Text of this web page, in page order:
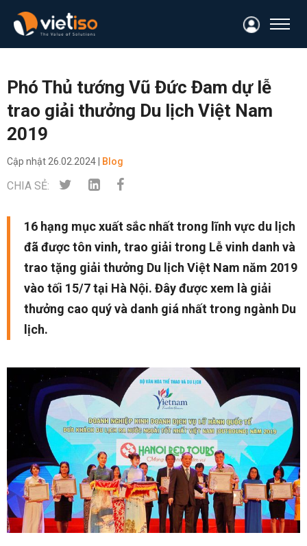
Phó Thủ tướng Vũ Đức Đam dự lễ
trao giải thưởng Du lịch Việt Nam
2019
Cập nhật 26.02.2024 | Blog
CHIA SẺ:
16 hạng mục xuất sắc nhất trong lĩnh vực du lịch
đã được tôn vinh, trao giải trong Lễ vinh danh và
trao tặng giải thưởng Du lịch Việt Nam năm 2019
vào tối 15/7 tại Hà Nội. Đây được xem là giải
thưởng cao quý và danh giá nhất trong ngành Du
lịch.